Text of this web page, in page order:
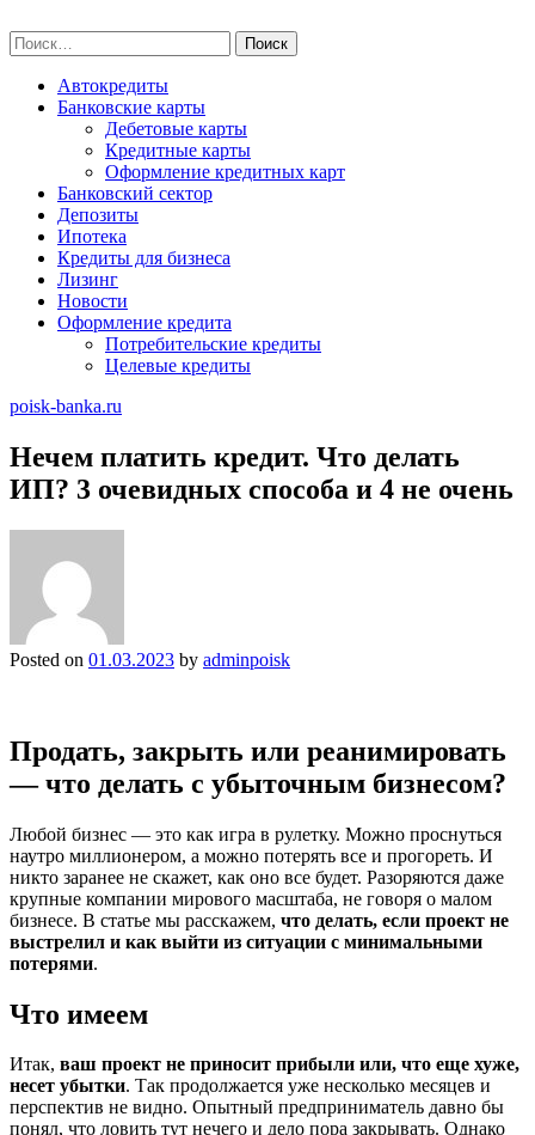
to
content
Найти:
Автокредиты
Банковские карты
Дебетовые карты
Кредитные карты
Оформление кредитных карт
Банковский сектор
Депозиты
Ипотека
Кредиты для бизнеса
Лизинг
Новости
Оформление кредита
Потребительские кредиты
Целевые кредиты
poisk-banka.ru
Нечем платить кредит. Что делать
ИП? 3 очевидных способа и 4 не очень
Posted on 01.03.2023 by adminpoisk
Продать, закрыть или реанимировать
— что делать с убыточным бизнесом?
Любой бизнес — это как игра в рулетку. Можно проснуться
наутро миллионером, а можно потерять все и прогореть. И
никто заранее не скажет, как оно все будет. Разоряются даже
крупные компании мирового масштаба, не говоря о малом
бизнесе. В статье мы расскажем, что делать, если проект не
выстрелил и как выйти из ситуации с минимальными
потерями.
Что имеем
Итак, ваш проект не приносит прибыли или, что еще хуже,
несет убытки. Так продолжается уже несколько месяцев и
перспектив не видно. Опытный предприниматель давно бы
понял, что ловить тут нечего и дело пора закрывать. Однако